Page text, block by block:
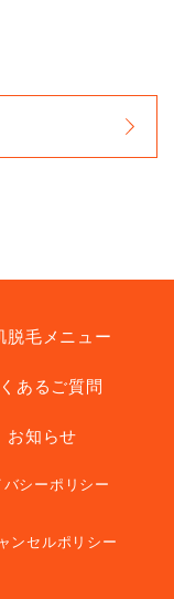
脱毛メニュー
あるご質問
お知らせ
バシーポリシー
ンセルポリシー